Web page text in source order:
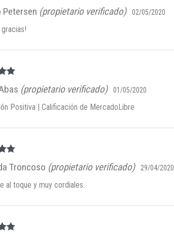
Petersen (propietario verificado) 02/05/2020
(propietario verificado) 01/05/2020
Positiva | Calificación de MercadoLibre
Troncoso (propietario verificado) 29/04/2020
al toque y muy cordiales.